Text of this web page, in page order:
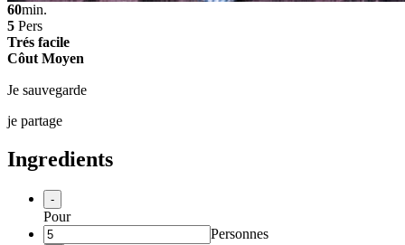
60min.
5 Pers
Trés facile
Côut Moyen
Je sauvegarde
je partage
Ingredients
-
Pour
Personnes